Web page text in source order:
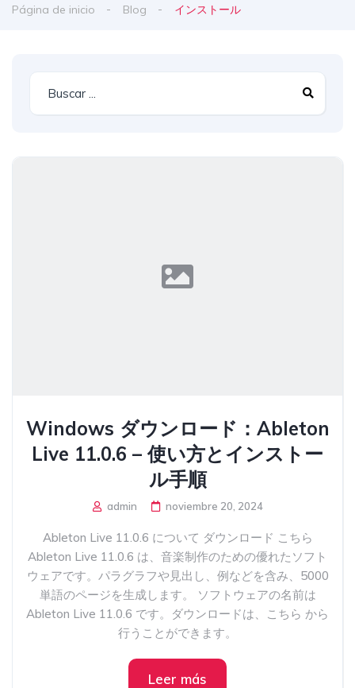
Página de inicio Blog インストール
Windows ダウンロード：Ableton
Live 11.0.6 – 使い方とインストー
ル手順
admin noviembre 20, 2024
Ableton Live 11.0.6 について ダウンロード こちら
Ableton Live 11.0.6 は、音楽制作のための優れたソフト
ウェアです。パラグラフや見出し、例などを含み、5000
単語のページを生成します。 ソフトウェアの名前は
Ableton Live 11.0.6 です。ダウンロードは、こちら から
行うことができます。
Leer más